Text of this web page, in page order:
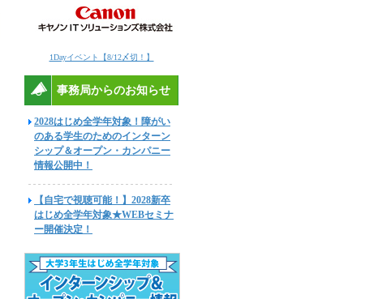
1Dayイベント【8/12〆切！】
事務局からのお知らせ
2028はじめ全学年対象！障がい
のある学生のためのインターン
シップ＆オープン・カンパニー
情報公開中！
【自宅で視聴可能！】2028新卒
はじめ全学年対象★WEBセミナ
ー開催決定！